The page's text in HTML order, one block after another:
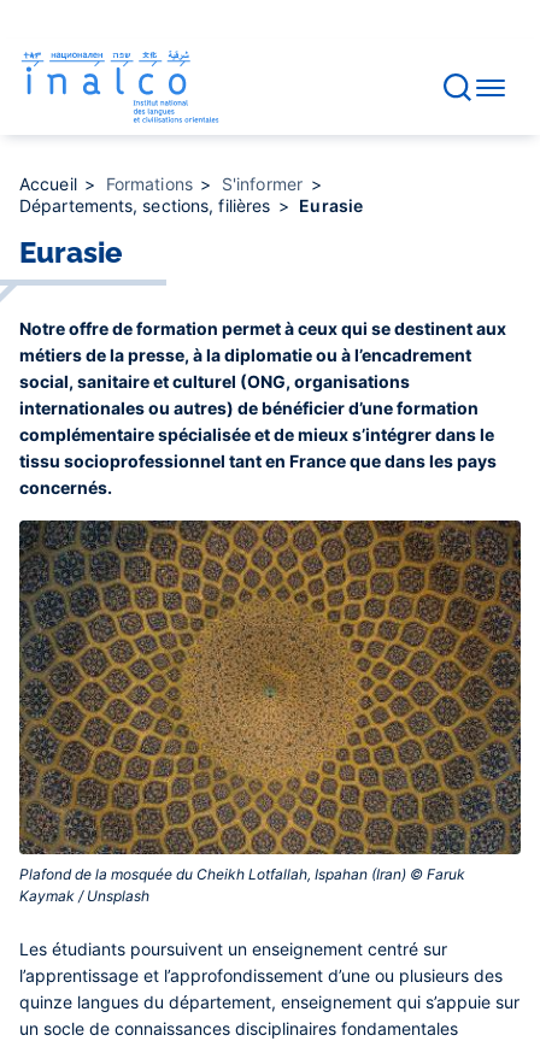
contenu
principal
Accueil Formations
S'informer
Départements, sections, filières
Eurasie
Eurasie
Notre offre de formation permet à ceux qui se destinent aux
métiers de la presse, à la diplomatie ou à l’encadrement
social, sanitaire et culturel (ONG, organisations
internationales ou autres) de bénéficier d’une formation
complémentaire spécialisée et de mieux s’intégrer dans le
tissu socioprofessionnel tant en France que dans les pays
concernés.
Plafond de la mosquée du Cheikh Lotfallah, Ispahan (Iran) © Faruk
Kaymak / Unsplash‎
Les étudiants poursuivent un enseignement centré sur
l’apprentissage et l’approfondissement d’une ou plusieurs des
quinze langues du département, enseignement qui s’appuie sur
un socle de connaissances disciplinaires fondamentales